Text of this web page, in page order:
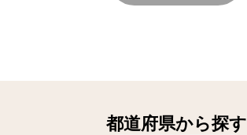
都道府県から探す